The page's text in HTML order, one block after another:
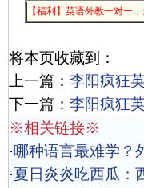
【福利】英语外教一对一
将本页收藏到：
上一篇： 李阳疯狂
下一篇： 李阳疯狂
※相关链接※
·哪种语言最难学？
·夏日炎炎吃西瓜：